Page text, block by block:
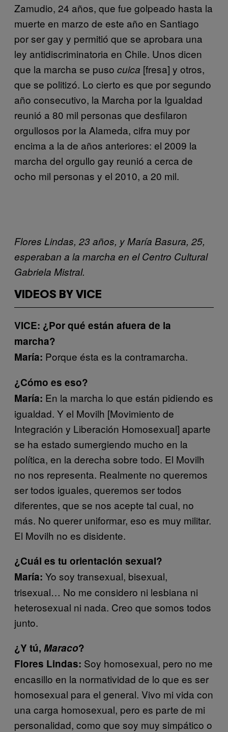
Zamudio, 24 años, que fue golpeado hasta la
muerte en marzo de este año en Santiago
por ser gay y permitió que se aprobara una
ley antidiscriminatoria en Chile. Unos dicen
que la marcha se puso cuica [fresa] y otros,
que se politizó. Lo cierto es que por segundo
año consecutivo, la Marcha por la Igualdad
reunió a 80 mil personas que desfilaron
orgullosos por la Alameda, cifra muy por
encima a la de años anteriores: el 2009 la
marcha del orgullo gay reunió a cerca de
ocho mil personas y el 2010, a 20 mil.
Flores Lindas, 23 años, y María Basura, 25,
esperaban a la marcha en el Centro Cultural
Gabriela Mistral.
VIDEOS BY VICE
VICE: ¿Por qué están afuera de la
marcha?
María: Porque ésta es la contramarcha.
¿Cómo es eso?
María: En la marcha lo que están pidiendo es
igualdad. Y el Movilh [Movimiento de
Integración y Liberación Homosexual] aparte
se ha estado sumergiendo mucho en la
política, en la derecha sobre todo. El Movilh
no nos representa. Realmente no queremos
ser todos iguales, queremos ser todos
diferentes, que se nos acepte tal cual, no
más. No querer uniformar, eso es muy militar.
El Movilh no es disidente.
¿Cuál es tu orientación sexual?
María: Yo soy transexual, bisexual,
trisexual… No me considero ni lesbiana ni
heterosexual ni nada. Creo que somos todos
junto.
¿Y tú, Maraco?
Flores Lindas: Soy homosexual, pero no me
encasillo en la normatividad de lo que es ser
homosexual para el general. Vivo mi vida con
una carga homosexual, pero es parte de mi
personalidad, como que soy muy simpático o